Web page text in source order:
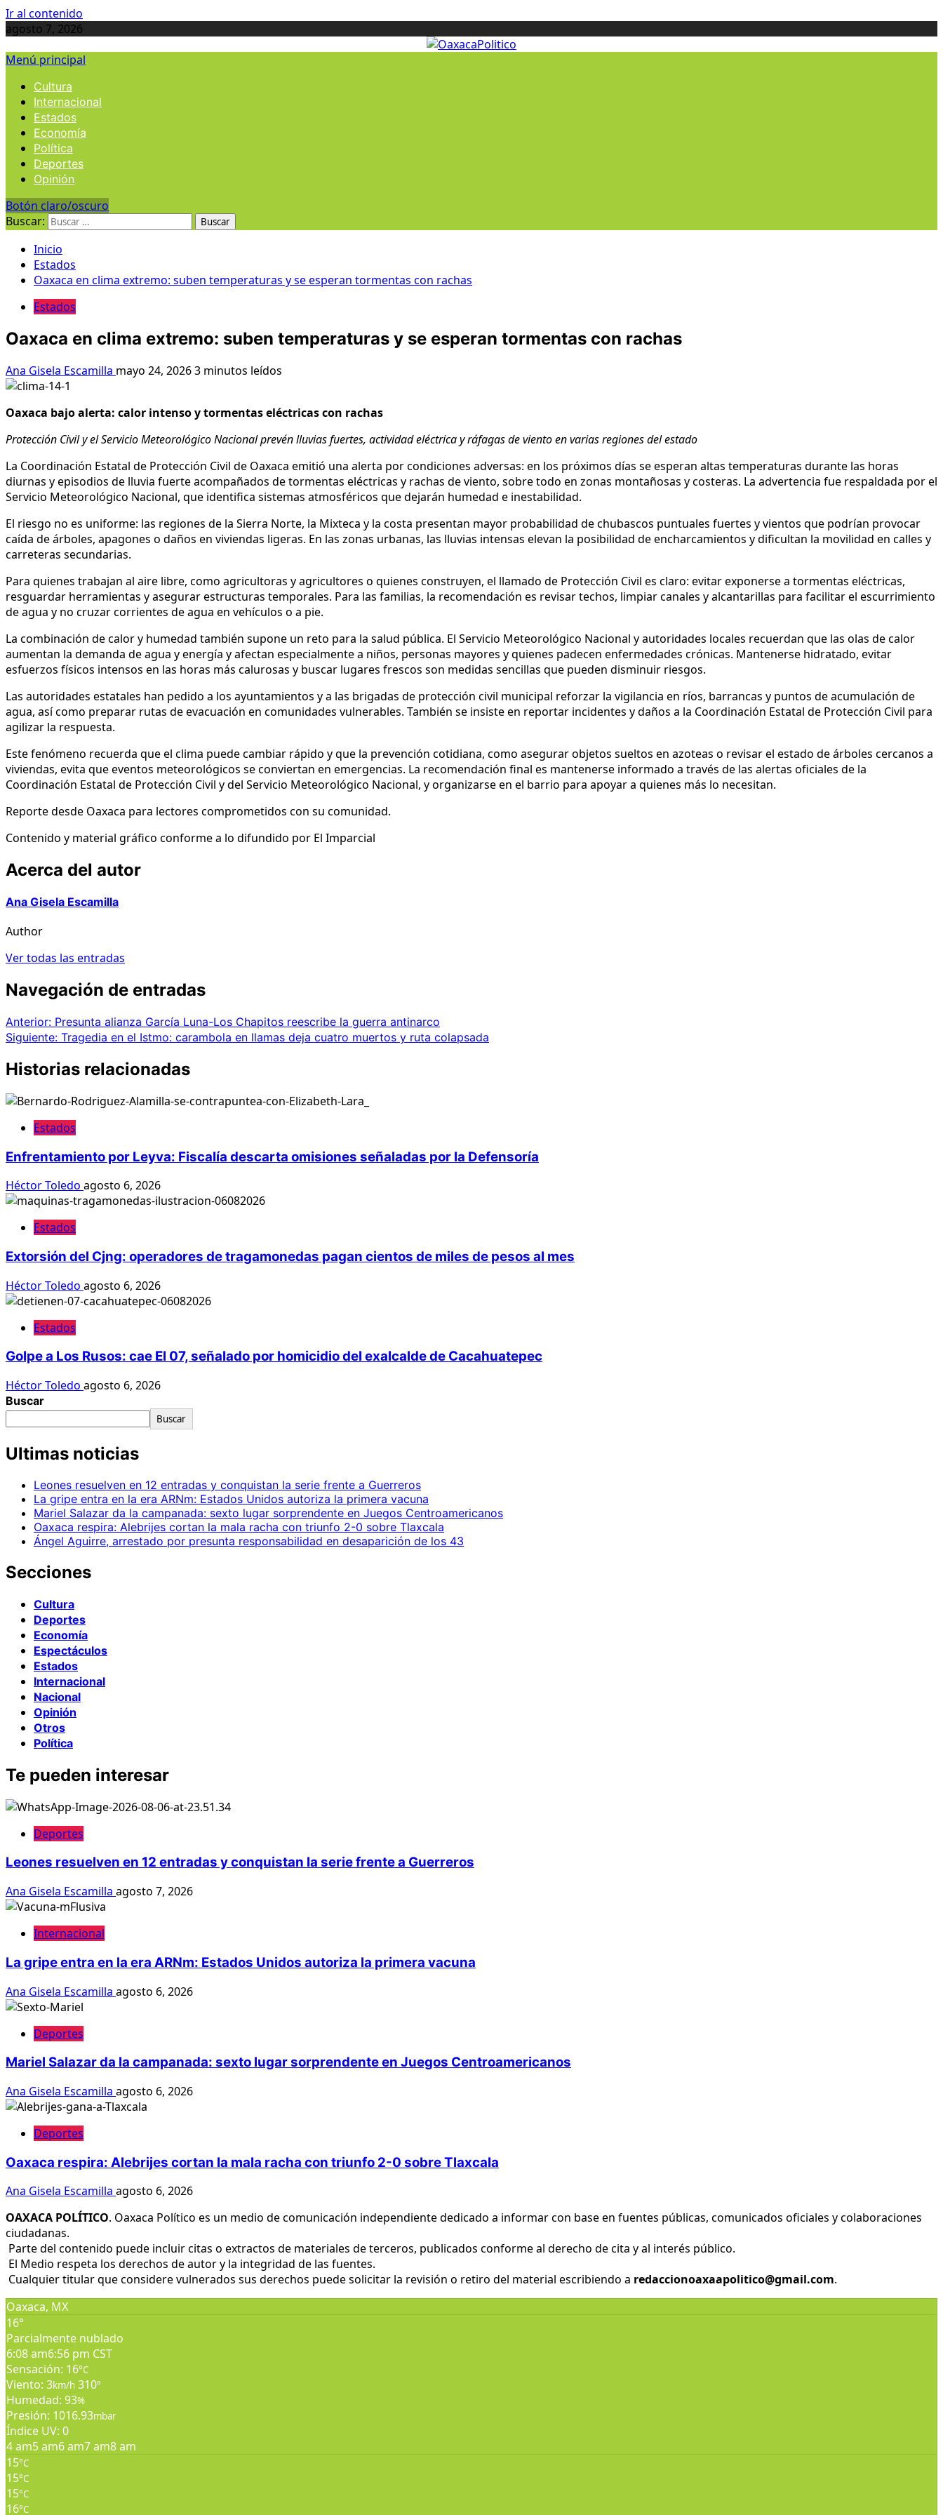
Ir al contenido
agosto 7, 2026
Menú principal
Cultura
Internacional
Estados
Economía
Política
Deportes
Opinión
Botón claro/oscuro
Buscar:
Inicio
Estados
Oaxaca en clima extremo: suben temperaturas y se esperan tormentas con rachas
Estados
Oaxaca en clima extremo: suben temperaturas y se esperan tormentas con rachas
Ana Gisela Escamilla mayo 24, 20263 minutos leídos
Oaxaca bajo alerta: calor intenso y tormentas eléctricas con rachas
Protección Civil y el Servicio Meteorológico Nacional prevén lluvias fuertes, actividad eléctrica y ráfagas de viento en varias regiones del estado
La Coordinación Estatal de Protección Civil de Oaxaca emitió una alerta por condiciones adversas: en los próximos días se esperan altas temperaturas durante las horas
diurnas y episodios de lluvia fuerte acompañados de tormentas eléctricas y rachas de viento, sobre todo en zonas montañosas y costeras. La advertencia fue respaldada por el
Servicio Meteorológico Nacional, que identifica sistemas atmosféricos que dejarán humedad e inestabilidad.
El riesgo no es uniforme: las regiones de la Sierra Norte, la Mixteca y la costa presentan mayor probabilidad de chubascos puntuales fuertes y vientos que podrían provocar
caída de árboles, apagones o daños en viviendas ligeras. En las zonas urbanas, las lluvias intensas elevan la posibilidad de encharcamientos y dificultan la movilidad en calles y
carreteras secundarias.
Para quienes trabajan al aire libre, como agricultoras y agricultores o quienes construyen, el llamado de Protección Civil es claro: evitar exponerse a tormentas eléctricas,
resguardar herramientas y asegurar estructuras temporales. Para las familias, la recomendación es revisar techos, limpiar canales y alcantarillas para facilitar el escurrimiento
de agua y no cruzar corrientes de agua en vehículos o a pie.
La combinación de calor y humedad también supone un reto para la salud pública. El Servicio Meteorológico Nacional y autoridades locales recuerdan que las olas de calor
aumentan la demanda de agua y energía y afectan especialmente a niños, personas mayores y quienes padecen enfermedades crónicas. Mantenerse hidratado, evitar
esfuerzos físicos intensos en las horas más calurosas y buscar lugares frescos son medidas sencillas que pueden disminuir riesgos.
Las autoridades estatales han pedido a los ayuntamientos y a las brigadas de protección civil municipal reforzar la vigilancia en ríos, barrancas y puntos de acumulación de
agua, así como preparar rutas de evacuación en comunidades vulnerables. También se insiste en reportar incidentes y daños a la Coordinación Estatal de Protección Civil para
agilizar la respuesta.
Este fenómeno recuerda que el clima puede cambiar rápido y que la prevención cotidiana, como asegurar objetos sueltos en azoteas o revisar el estado de árboles cercanos a
viviendas, evita que eventos meteorológicos se conviertan en emergencias. La recomendación final es mantenerse informado a través de las alertas oficiales de la
Coordinación Estatal de Protección Civil y del Servicio Meteorológico Nacional, y organizarse en el barrio para apoyar a quienes más lo necesitan.
Reporte desde Oaxaca para lectores comprometidos con su comunidad.
Contenido y material gráfico conforme a lo difundido por El Imparcial
Acerca del autor
Ana Gisela Escamilla
Author
Ver todas las entradas
Navegación de entradas
Anterior: Presunta alianza García Luna-Los Chapitos reescribe la guerra antinarco
Siguiente: Tragedia en el Istmo: carambola en llamas deja cuatro muertos y ruta colapsada
Historias relacionadas
Estados
Enfrentamiento por Leyva: Fiscalía descarta omisiones señaladas por la Defensoría
Héctor Toledo agosto 6, 2026
Estados
Extorsión del Cjng: operadores de tragamonedas pagan cientos de miles de pesos al mes
Héctor Toledo agosto 6, 2026
Estados
Golpe a Los Rusos: cae El 07, señalado por homicidio del exalcalde de Cacahuatepec
Héctor Toledo agosto 6, 2026
Buscar
Buscar
Ultimas noticias
Leones resuelven en 12 entradas y conquistan la serie frente a Guerreros
La gripe entra en la era ARNm: Estados Unidos autoriza la primera vacuna
Mariel Salazar da la campanada: sexto lugar sorprendente en Juegos Centroamericanos
Oaxaca respira: Alebrijes cortan la mala racha con triunfo 2-0 sobre Tlaxcala
Ángel Aguirre, arrestado por presunta responsabilidad en desaparición de los 43
Secciones
Cultura
Deportes
Economía
Espectáculos
Estados
Internacional
Nacional
Opinión
Otros
Política
Te pueden interesar
Deportes
Leones resuelven en 12 entradas y conquistan la serie frente a Guerreros
Ana Gisela Escamilla agosto 7, 2026
Internacional
La gripe entra en la era ARNm: Estados Unidos autoriza la primera vacuna
Ana Gisela Escamilla agosto 6, 2026
Deportes
Mariel Salazar da la campanada: sexto lugar sorprendente en Juegos Centroamericanos
Ana Gisela Escamilla agosto 6, 2026
Deportes
Oaxaca respira: Alebrijes cortan la mala racha con triunfo 2-0 sobre Tlaxcala
Ana Gisela Escamilla agosto 6, 2026
OAXACA POLÍTICO. Oaxaca Político es un medio de comunicación independiente dedicado a informar con base en fuentes públicas, comunicados oficiales y colaboraciones
ciudadanas.
Parte del contenido puede incluir citas o extractos de materiales de terceros, publicados conforme al derecho de cita y al interés público.
El Medio respeta los derechos de autor y la integridad de las fuentes.
Cualquier titular que considere vulnerados sus derechos puede solicitar la revisión o retiro del material escribiendo a redaccionoaxaapolitico@gmail.com.
Oaxaca, MX
16°
Parcialmente nublado
6:08 am6:56 pm CST
Sensación: 16°C
Viento: 3km/h 310°
Humedad: 93%
Presión: 1016.93mbar
Índice UV: 0
4 am5 am6 am7 am8 am
15°C
15°C
15°C
16°C